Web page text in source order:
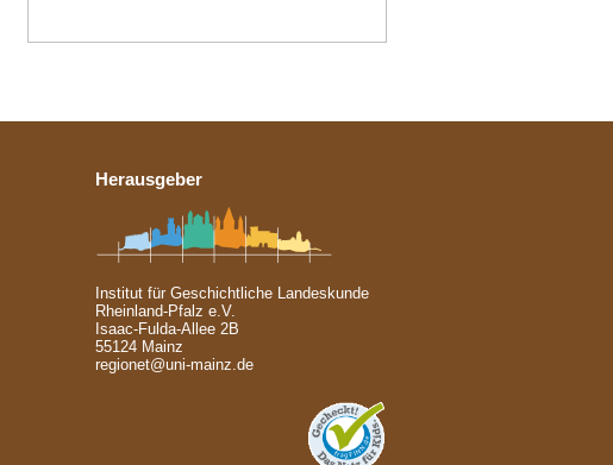
Herausgeber
Institut für Geschichtliche Landeskunde
Rheinland-Pfalz e.V.
Isaac-Fulda-Allee 2B
55124 Mainz
regionet@uni-mainz.de